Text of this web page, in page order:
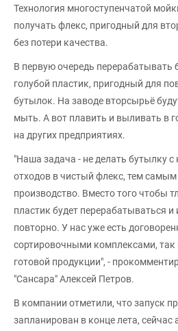
Технология многоступенчатой
получать флекс, пригодный для
без потери качества.
В первую очередь перерабатывать
голубой пластик, пригодный для
бутылок. На заводе вторсырьё
мыть. А вот плавить и выливать в
на других предприятиях.
"Наша задача - не делать бутылку с
отходов в чистый флекс, тем самым
производство. Вместо того чтобы
пластик будет перерабатываться и
повторно. У нас уже есть
сортировочными комплексами, так
готовой продукции", -
"Сансара" Алексей Петров.
В компании отметили, что запуск
запланирован в конце лета, сейчас